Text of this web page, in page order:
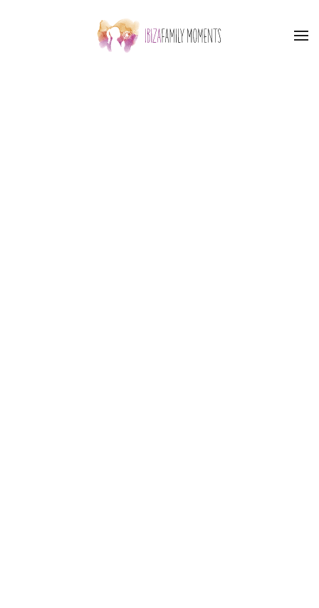
Skip to main content